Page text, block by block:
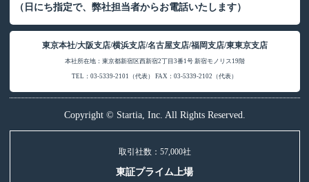
（日にち指定で、弊社担当者からお電話いたします）
東京本社/大阪支店/横浜支店/名古屋支店/福岡支店/東東京支店
本社所在地：東京都新宿区西新宿2丁目3番1号 新宿モノリス19階
TEL：03-5339-2101（代表） FAX：03-5339-2102（代表）
Copyright © Startia, Inc. All Rights Reserved.
取引社数：57,000社
東証プライム上場